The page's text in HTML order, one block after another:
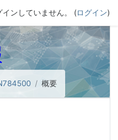
インしていません。 (ログイン)
概要